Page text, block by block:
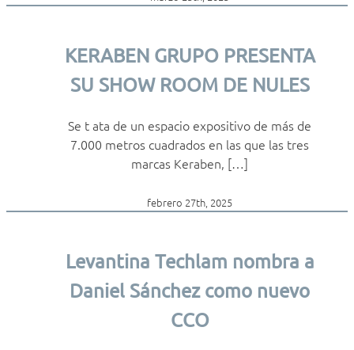
KERABEN GRUPO PRESENTA
SU SHOW ROOM DE NULES
Se t ata de un espacio expositivo de más de
7.000 metros cuadrados en las que las tres
marcas Keraben, […]
febrero 27th, 2025
Levantina Techlam nombra a
Daniel Sánchez como nuevo
CCO